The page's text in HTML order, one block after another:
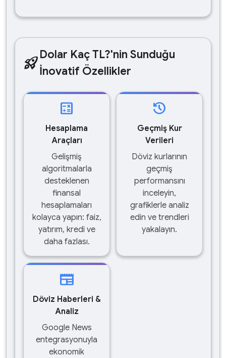
rocket_launchDolar Kaç TL?'nin Sunduğu
İnovatif Özellikler
calculate
Hesaplama
Araçları
Gelişmiş
algoritmalarla
desteklenen
finansal
hesaplamaları
kolayca yapın: faiz,
yatırım, kredi ve
daha fazlası.
history
Geçmiş Kur
Verileri
Döviz kurlarının
geçmiş
performansını
inceleyin,
grafiklerle analiz
edin ve trendleri
yakalayın.
newspaper
Döviz Haberleri &
Analiz
Google News
entegrasyonuyla
ekonomik